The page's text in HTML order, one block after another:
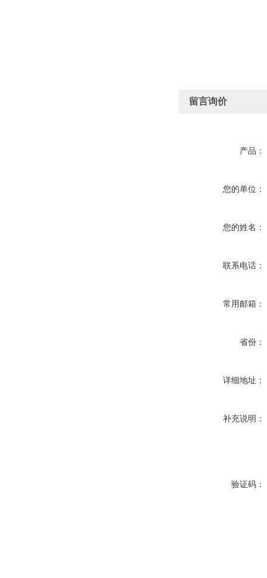
留言询价
产品：
您的单位：
您的姓名：
联系电话：
常用邮箱：
省份：
详细地址：
补充说明：
验证码：